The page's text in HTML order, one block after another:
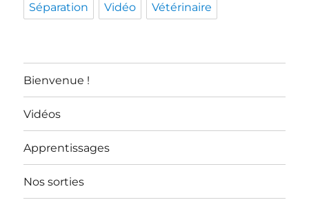
Séparation Vidéo Vétérinaire
Bienvenue !
Vidéos
Apprentissages
Nos sorties